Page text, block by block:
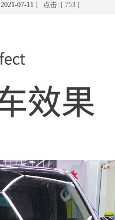
2021-07-11 ] 点击: [ 753 ]